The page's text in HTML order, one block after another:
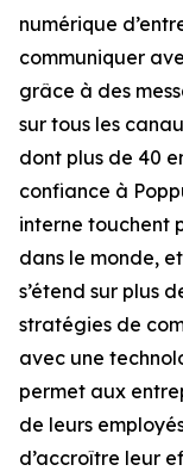
numérique
communiquer
grâce à des
sur tous les
dont plus de 40
confiance à
interne touchent
dans le monde,
s’étend sur plus
stratégies de
avec une
permet aux
de leurs
d’accroître leur